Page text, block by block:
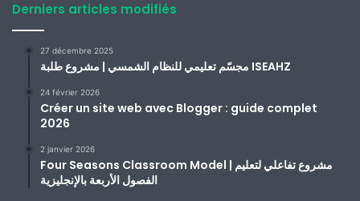
Derniers articles modifiés
27 décembre 2025
مجسّم تعليمي للنظام الشمسي | مشروع طلبة ISEAHZ
24 février 2026
Créer un site web avec Blogger : guide complet
2026
2 janvier 2026
Four Seasons Classroom Model | مشروع تفاعلي لتعليم
الفصول الأربعة بالإنجليزية